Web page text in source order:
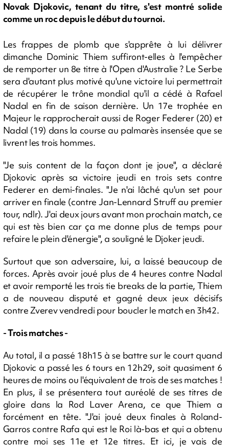
Novak Djokovic, tenant du titre, s'est montré solide
comme un roc depuis le début du tournoi.
Les frappes de plomb que s'apprête à lui délivrer
dimanche Dominic Thiem suffiront-elles à l'empêcher
de remporter un 8e titre à l'Open d'Australie ? Le Serbe
sera d'autant plus motivé qu'une victoire lui permettrait
de récupérer le trône mondial qu'il a cédé à Rafael
Nadal en fin de saison dernière. Un 17e trophée en
Majeur le rapprocherait aussi de Roger Federer (20) et
Nadal (19) dans la course au palmarès insensée que se
livrent les trois hommes.
"Je suis content de la façon dont je joue", a déclaré
Djokovic après sa victoire jeudi en trois sets contre
Federer en demi-finales. "Je n'ai lâché qu'un set pour
arriver en finale (contre Jan-Lennard Struff au premier
tour, ndlr). J'ai deux jours avant mon prochain match, ce
qui est tès bien car ça me donne plus de temps pour
refaire le plein d'énergie", a souligné le Djoker jeudi.
Surtout que son adversaire, lui, a laissé beaucoup de
forces. Après avoir joué plus de 4 heures contre Nadal
et avoir remporté les trois tie breaks de la partie, Thiem
a de nouveau disputé et gagné deux jeux décisifs
contre Zverev vendredi pour boucler le match en 3h42.
- Trois matches -
Au total, il a passé 18h15 à se battre sur le court quand
Djokovic a passé les 6 tours en 12h29, soit quasiment 6
heures de moins ou l'équivalent de trois de ses matches !
En plus, il se présentera tout auréolé de ses titres de
gloire dans la Rod Laver Arena, ce que Thiem a
forcément en tête. "J'ai joué deux finales à Roland-
Garros contre Rafa qui est le Roi là-bas et qui a obtenu
contre moi ses 11e et 12e titres. Et ici, je vais de